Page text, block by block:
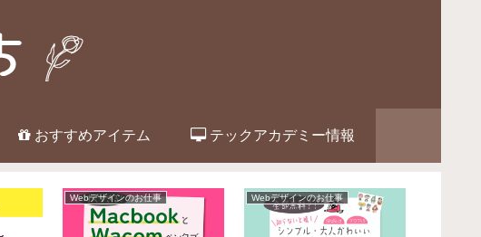
おすすめアイテム テックアカデミー情報
Adobeソフト LINEスタンプ・絵文字